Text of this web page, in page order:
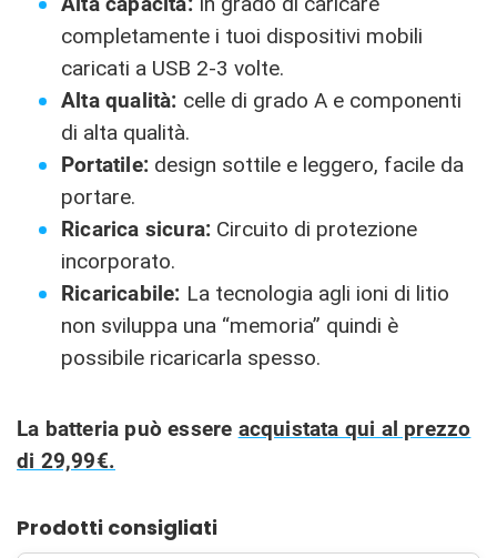
completamente i tuoi dispositivi mobili
caricati a USB 2-3 volte.
Alta qualità: celle di grado A e componenti
di alta qualità.
Portatile: design sottile e leggero, facile da
portare.
Ricarica sicura: Circuito di protezione
incorporato.
Ricaricabile: La tecnologia agli ioni di litio
non sviluppa una “memoria” quindi è
possibile ricaricarla spesso.
La batteria può essere acquistata qui al prezzo
di 29,99€.
Prodotti consigliati